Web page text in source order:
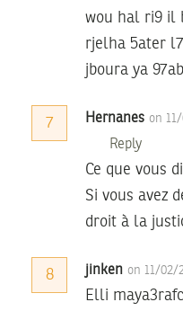
wou hal ri9 il
rjelha 5ater
jboura ya 97ab
7 Hernanes on
Reply
Ce que vous
Si vous avez
droit à la
8 jinken on 11/02/
Elli